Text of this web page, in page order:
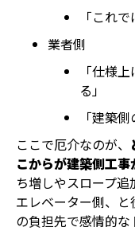
「これ
業者側
「仕様
る」
「建築
ここで厄介なのが、
こからが建築側工事
ち増しやスロープ
エレベーター側、
の負担先で感情的な